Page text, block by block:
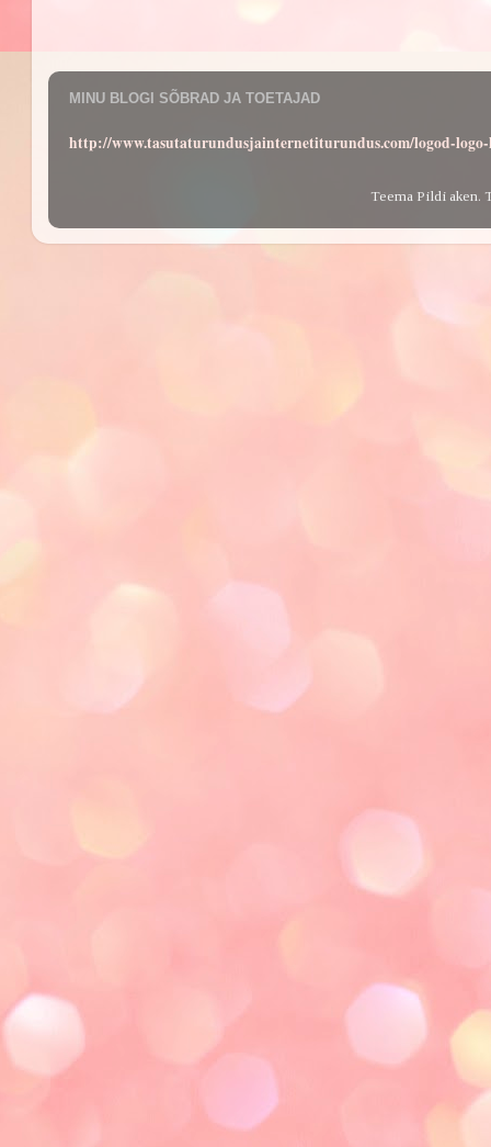
MINU BLOGI SÕBRAD JA TOETAJAD
http://www.tasutaturundusjainternetiturundus.com/logod-
Teema Pildi aken.